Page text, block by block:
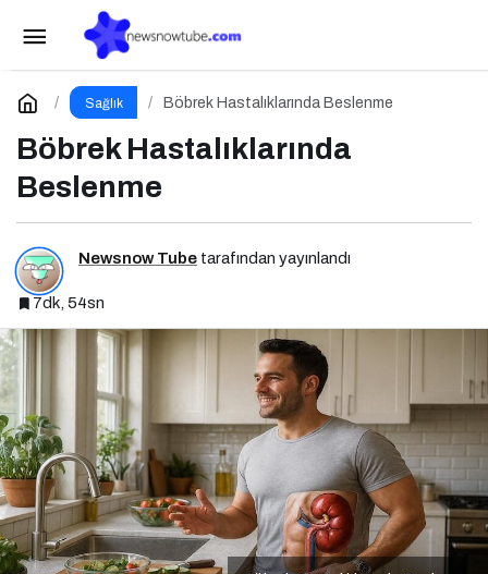
Sağlık Böbrek Hastalıklarında Beslenme
Böbrek Hastalıklarında
Beslenme
Newsnow Tube tarafından yayınlandı
7dk, 54sn
Astım ve Alerjik Hastalıklarda Beslenme
Yorum Yap